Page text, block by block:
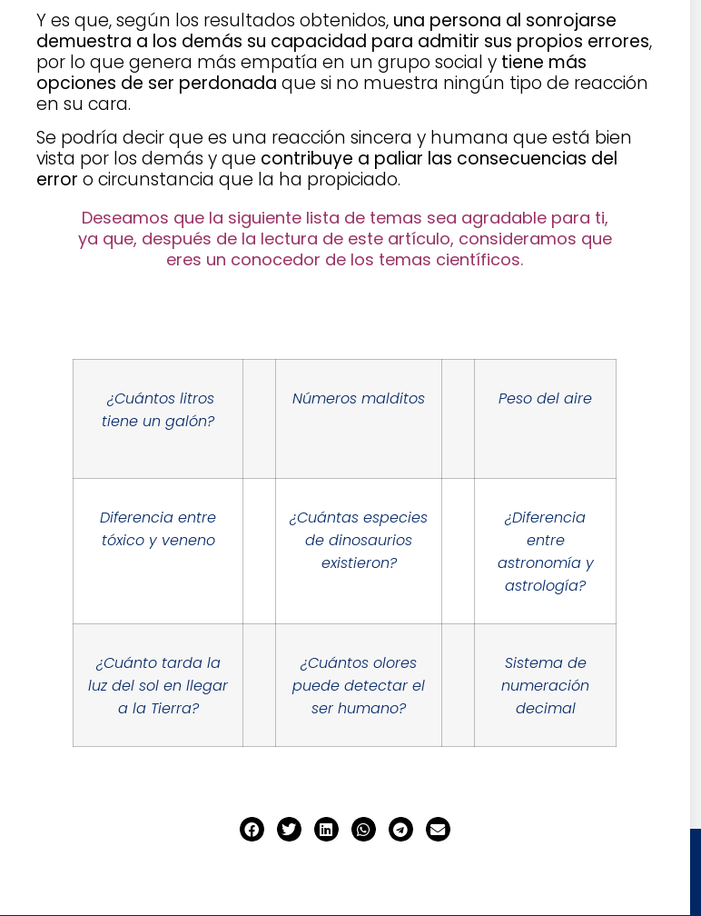
Y es que, según los resultados obtenidos, una persona al sonrojarse
demuestra a los demás su capacidad para admitir sus propios errores,
por lo que genera más empatía en un grupo social y tiene más
opciones de ser perdonada que si no muestra ningún tipo de reacción
en su cara.
Se podría decir que es una reacción sincera y humana que está bien
vista por los demás y que contribuye a paliar las consecuencias del
error o circunstancia que la ha propiciado.
Deseamos que la siguiente lista de temas sea agradable para ti,
ya que, después de la lectura de este artículo, consideramos que
eres un conocedor de los temas científicos.
¿Cuántos litros
tiene un galón?
Números malditos Peso del aire
Diferencia entre
tóxico y veneno
¿Cuántas especies
de dinosaurios
existieron?
¿Diferencia
entre
astronomía y
astrología?
¿Cuánto tarda la
luz del sol en llegar
a la Tierra?
¿Cuántos olores
puede detectar el
ser humano?
Sistema de
numeración
decimal